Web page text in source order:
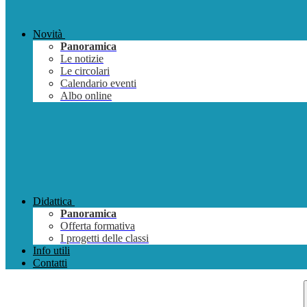
Novità
Panoramica
Le notizie
Le circolari
Calendario eventi
Albo online
Didattica
Panoramica
Offerta formativa
I progetti delle classi
Info utili
Contatti